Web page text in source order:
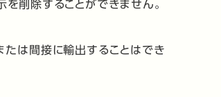
削除することができません。
たは間接に輸出することはでき